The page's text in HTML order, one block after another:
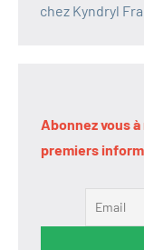
chez Kyndryl
Abonnez vous
premiers